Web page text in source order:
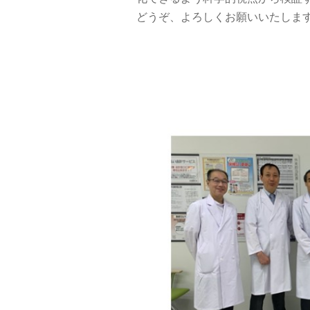
どうぞ、よろしくお願いいたしま